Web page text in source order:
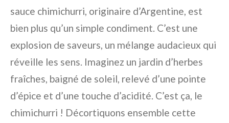
sauce chimichurri, originaire d’Argentine, est
bien plus qu’un simple condiment. C’est une
explosion de saveurs, un mélange audacieux qui
réveille les sens. Imaginez un jardin d’herbes
fraîches, baigné de soleil, relevé d’une pointe
d’épice et d’une touche d’acidité. C’est ça, le
chimichurri ! Décortiquons ensemble cette